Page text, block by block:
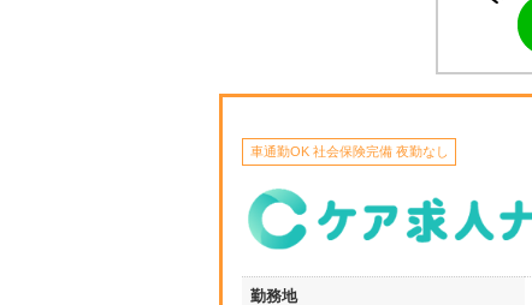
車通勤OK 社会保険完備 夜勤なし
勤務地